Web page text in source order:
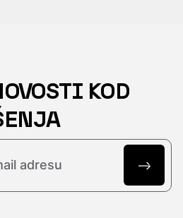
KOD